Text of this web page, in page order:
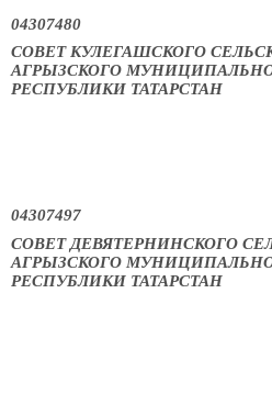
04307480
СОВЕТ КУЛЕГАШСКОГО
АГРЫЗСКОГО
РЕСПУБЛИКИ ТАТАРСТАН
04307497
СОВЕТ ДЕВЯТЕРНИНСКОГО
АГРЫЗСКОГО
РЕСПУБЛИКИ ТАТАРСТАН